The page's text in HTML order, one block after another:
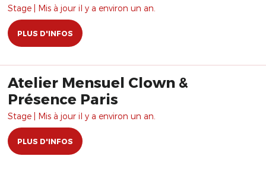
Stage | Mis à jour il y a environ un an.
PLUS D'INFOS
Atelier Mensuel Clown &
Présence Paris
Stage | Mis à jour il y a environ un an.
PLUS D'INFOS